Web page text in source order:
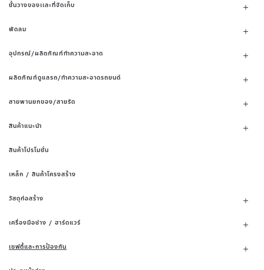
ชั้นวางของเเละที่จัดเก็บ
พัดลม
อุปกรณ์/ผลิตภัณฑ์ทำความสะอาด
ผลิตภัณฑ์ดูแลรถ/ทำความสะอาดรถยนต์
สายพานยกของ/สายรัด
สินค้าแนะนำ
สินค้าโปรโมชั่น
เหล็ก / สินค้าโครงสร้าง
วัสดุก่อสร้าง
เครื่องมือช่าง / ฮาร์ดแวร์
เซฟตี้และการป้องกัน